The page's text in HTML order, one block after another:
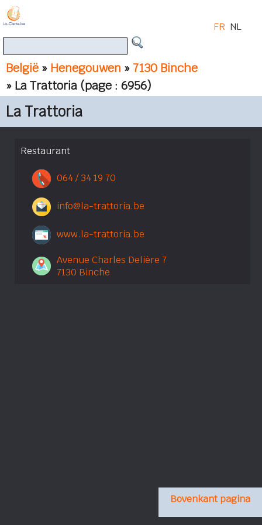
België » Henegouwen » 7130 Binche
» La Trattoria (page : 6956)
FR NL
La Trattoria
Restaurant
064 / 34 19 70
info@la-trattoria.be
www.la-trattoria.be
Avenue Charles Delière 7
7130 Binche
Bovenkant pagina